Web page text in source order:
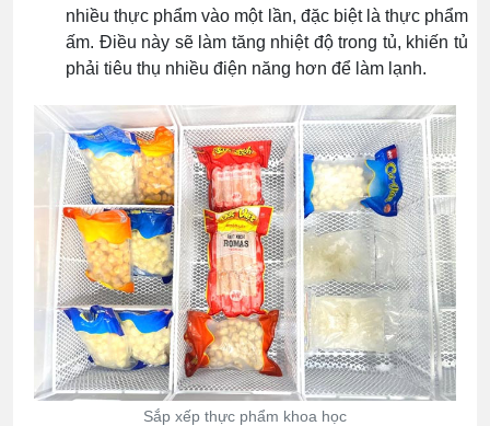
nhiều thực phẩm vào một lần, đặc biệt là thực phẩm
ấm. Điều này sẽ làm tăng nhiệt độ trong tủ, khiến tủ
phải tiêu thụ nhiều điện năng hơn để làm lạnh.
Sắp xếp thực phẩm khoa học